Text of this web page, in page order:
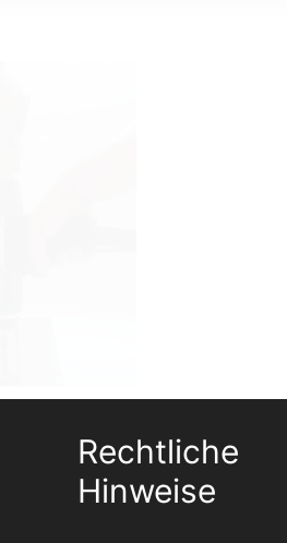
Rechtliche
Hinweise